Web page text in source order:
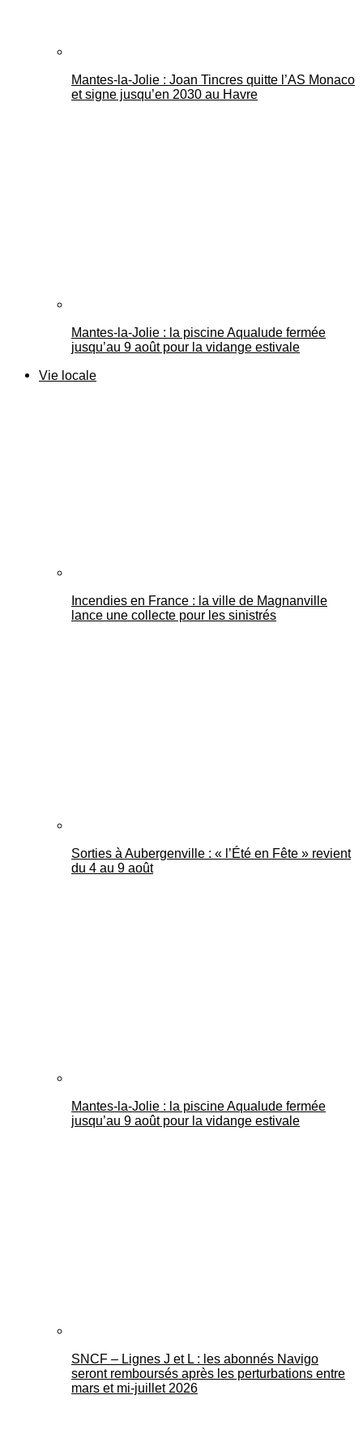
Mantes-la-Jolie : Joan Tincres quitte l’AS Monaco
et signe jusqu’en 2030 au Havre
Mantes-la-Jolie : la piscine Aqualude fermée
jusqu’au 9 août pour la vidange estivale
Vie locale
Incendies en France : la ville de Magnanville
lance une collecte pour les sinistrés
Sorties à Aubergenville : « l’Été en Fête » revient
du 4 au 9 août
Mantes-la-Jolie : la piscine Aqualude fermée
jusqu’au 9 août pour la vidange estivale
SNCF – Lignes J et L : les abonnés Navigo
seront remboursés après les perturbations entre
mars et mi-juillet 2026